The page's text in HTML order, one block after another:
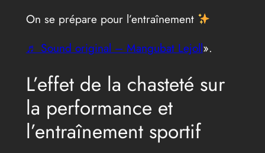
On se prépare pour l’entraînement
♬ Sound original – Mangubat Lejoll».
L’effet de la chasteté sur
la performance et
l’entraînement sportif